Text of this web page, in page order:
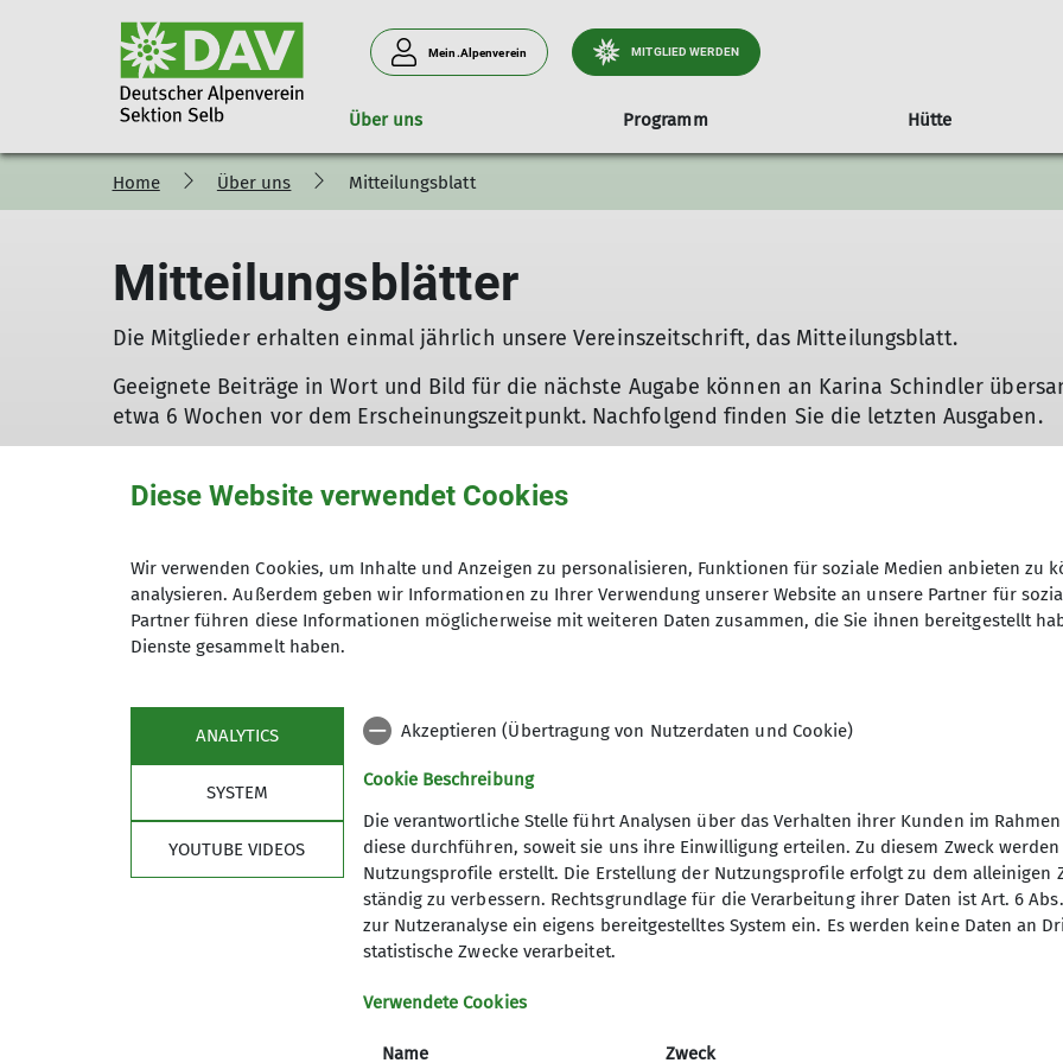
Mein.Alpenverein MITGLIED WERDEN
Über uns
Formulare
Programm
Wandertouren Kletterkurse
Hütte
Kletterhalle
Preise
Nutzungsbedingungen
Gastgruppen
Kletterkurse Gruppen
Klettergruppe Kinder Anfänger
Ehrenamtliche
Beirat
Weitere Aufgaben
Home Über uns Mitteilungsblatt
Mitteilungsblätter
Die Mitglieder erhalten einmal jährlich unsere Vereinszeitschrift, das Mitteilungsblatt.
Geeignete Beiträge in Wort und Bild für die nächste Augabe können an Karina Schindler
etwa 6 Wochen vor dem Erscheinungszeitpunkt. Nachfolgend finden Sie die letzten Ausgaben.
DAVSelb_Mitteilungsblatt_2025 (0B, pdf)
DAVSelb_Mitteilungsblatt_2023 (0B, pdf)
DAVSelb_Mitteilungsblatt_2022
Sektion DAV Selb
Diese Website verwendet Cookies
Wir verwenden Cookies, um Inhalte und Anzeigen zu personalisieren, Funktionen für soziale Medien anbieten zu
analysieren. Außerdem geben wir Informationen zu Ihrer Verwendung unserer Website an unsere Partner für
Partner führen diese Informationen möglicherweise mit weiteren Daten zusammen, die Sie ihnen bereitgestellt
Dienste gesammelt haben.
ANALYTICS
SYSTEM
YOUTUBE VIDEOS
Akzeptieren (Übertragung von Nutzerdaten und Cookie)
Cookie Beschreibung
Die verantwortliche Stelle führt Analysen über das Verhalten ihrer Kunden im
diese durchführen, soweit sie uns ihre Einwilligung erteilen. Zu diesem Zweck
Nutzungsprofile erstellt. Die Erstellung der Nutzungsprofile erfolgt zu dem alleinigen
ständig zu verbessern. Rechtsgrundlage für die Verarbeitung ihrer Daten ist Art. 6
zur Nutzeranalyse ein eigens bereitgestelltes System ein. Es werden keine Daten an
statistische Zwecke verarbeitet.
Verwendete Cookies
Name Zweck